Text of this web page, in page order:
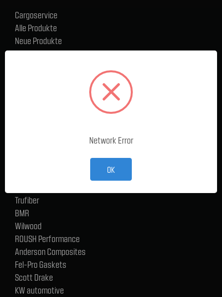
Cargoservice
Alle Produkte
Neue Produkte
%Sale
Versand und Zahlungsbedingungen
Ford Performance Racing Parts
Trufiber
BMR
Wilwood
ROUSH Performance
Anderson Composites
Fel-Pro Gaskets
Scott Drake
KW automotive
Network Error
OK